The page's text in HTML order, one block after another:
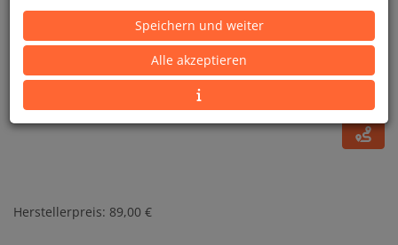
Artikelnr.: scu-25843000
Herstellerpreis: 89,00 €
Speichern und weiter
Alle akzeptieren